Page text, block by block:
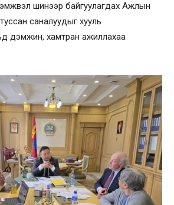
шинээр байгуулагдах Ажлын
саналуудыг хууль
дэмжин, хамтран ажиллахаа